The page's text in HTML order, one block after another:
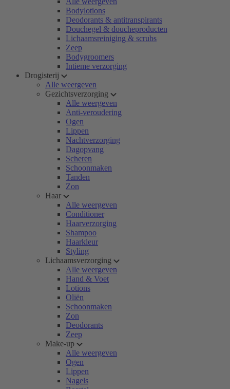
Bodylotions
Deodorants & antitranspirants
Douchegel & doucheproducten
Lichaamsreiniging & scrubs
Zeep
Bodygroomers
Intieme verzorging
Drogisterij
Alle weergeven
Gezichtsverzorging
Alle weergeven
Anti-veroudering
Ogen
Lippen
Nachtverzorging
Dagopvang
Scheren
Schoonmaken
Tanden
Zon
Haar
Alle weergeven
Conditioner
Haarverzorging
Shampoo
Haarkleur
Styling
Lichaamsverzorging
Alle weergeven
Hand & Voet
Lotions
Oliën
Schoonmaken
Zon
Deodorants
Zeep
Make-up
Alle weergeven
Ogen
Lippen
Nagels